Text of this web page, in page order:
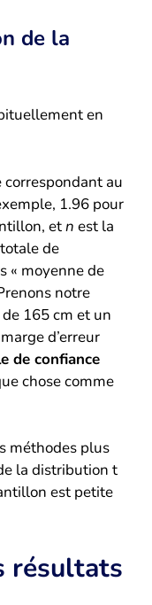
de la
en
au
1.96 pour
etn est la
de
« moyenne de
notre
165 cm et un
d’erreur
de confiance
chose comme
méthodes plus
la distribution t
est petite
résultats